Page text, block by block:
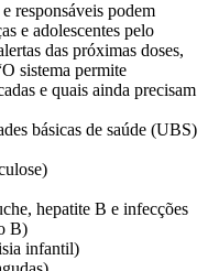
responsáveis podem
e adolescentes pelo
das próximas doses,
sistema permite
e quais ainda precisam
básicas de saúde (UBS)
hepatite B e infecções
B)
infantil)